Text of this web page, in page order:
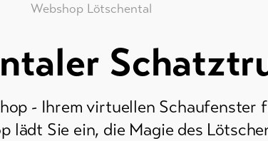
Webshop Lötschental
- Ihrem virtuellen Schaufenster
lädt Sie ein, die Magie des